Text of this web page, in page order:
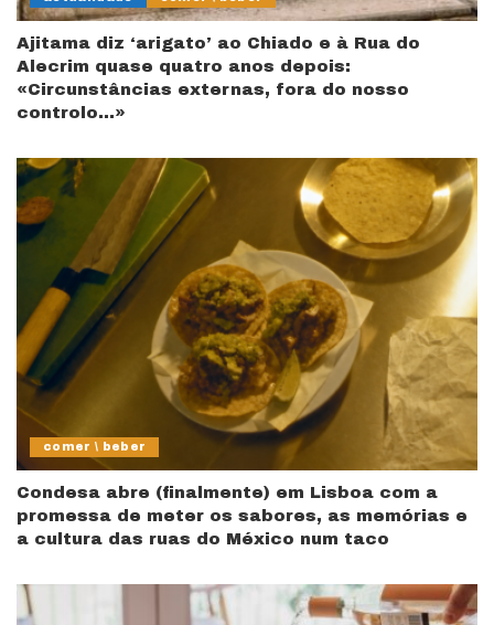
Ajitama diz ‘arigato’ ao Chiado e à Rua do
Alecrim quase quatro anos depois:
«Circunstâncias externas, fora do nosso
controlo…»
comer \ beber
Condesa abre (finalmente) em Lisboa com a
promessa de meter os sabores, as memórias e
a cultura das ruas do México num taco